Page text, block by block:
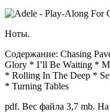
Ноты.
Содержание: Chasing
Glory * I’ll Be Waiting *
* Rolling In The Deep *
* Turning Tables
pdf. Вес файла 3,7 mb. На